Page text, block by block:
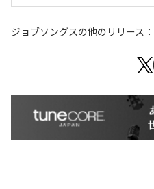
ジョブソングスの他のリリース：